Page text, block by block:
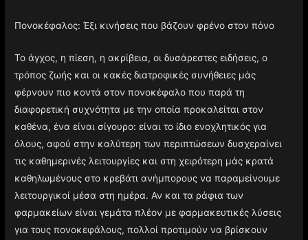
Πονοκέφαλος: Έξι κινήσεις που βάζουν φρένο στον πόνο
Το άγχος, η πίεση, η ακρίβεια, οι δυσάρεστες ειδήσεις, ο
τρόπος ζωής και οι κακές διατροφικές συνήθειες μάς
φέρνουν πιο κοντά στον πονοκέφαλο που παρά τη
διαφορετική συχνότητα με την οποία προκαλείται στον
καθένα, ένα είναι σίγουρο: είναι το ίδιο ενοχλητικός για
όλους, αφού στην καλύτερη των περιπτώσεων δυσχεραίνει
τις καθημερινές λειτουργίες και στη χειρότερη μάς κρατά
καθηλωμένους στο κρεβάτι ανήμπορους να παραμείνουμε
λειτουργικοί μέσα στη ημέρα. Αν και τα ράφια των
φαρμακείων είναι γεμάτα πλέον με φαρμακευτικές λύσεις
για τους πονοκεφάλους, πολλοί προτιμούν να βρίσκουν